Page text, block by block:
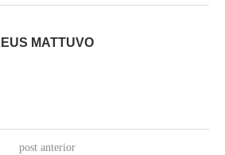
MATTUVO
post anterior